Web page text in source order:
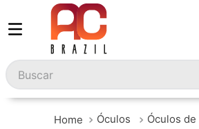
Buscar
Óculos Óculos de